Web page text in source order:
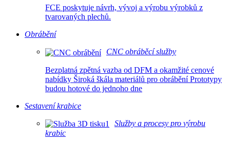
FCE poskytuje návrh, vývoj a výrobu výrobků z
tvarovaných plechů.
Obrábění
CNC obráběcí služby
Bezplatná zpětná vazba od DFM a okamžité cenové
nabídky Široká škála materiálů pro obrábění Prototypy
budou hotové do jednoho dne
Sestavení krabice
Služby a procesy pro výrobu
krabic